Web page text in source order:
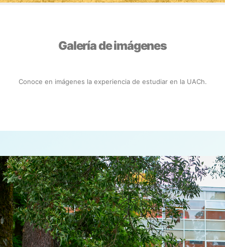
Galería de imágenes
Conoce en imágenes la experiencia de estudiar en la UACh.